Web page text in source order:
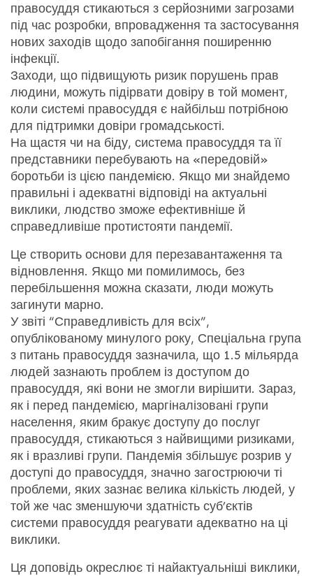
правосуддя стикаються з серйозними загрозами
під час розробки, впровадження та застосування
нових заходів щодо запобігання поширенню
інфекції.
Заходи, що підвищують ризик порушень прав
людини, можуть підірвати довіру в той момент,
коли системі правосуддя є найбільш потрібною
для підтримки довіри громадськості.
На щастя чи на біду, система правосуддя та її
представники перебувають на «передовій»
боротьби із цією пандемією. Якщо ми знайдемо
правильні і адекватні відповіді на актуальні
виклики, людство зможе ефективніше й
справедливіше протистояти пандемії.
Це створить основи для перезавантаження та
відновлення. Якщо ми помилимось, без
перебільшення можна сказати, люди можуть
загинути марно.
У звіті “Справедливість для всіх”,
опублікованому минулого року, Спеціальна група
з питань правосуддя зазначила, що 1.5 мільярда
людей зазнають проблем із доступом до
правосуддя, які вони не змогли вирішити. Зараз,
як і перед пандемією, маргіналізовані групи
населення, яким бракує доступу до послуг
правосуддя, стикаються з найвищими ризиками,
як і вразливі групи. Пандемія збільшує розрив у
доступі до правосуддя, значно загострюючи ті
проблеми, яких зазнає велика кількість людей, у
той же час зменшуючи здатність суб’єктів
системи правосуддя реагувати адекватно на ці
виклики.
Ця доповідь окреслює ті найактуальніші виклики,